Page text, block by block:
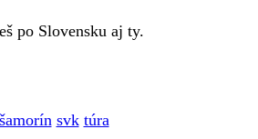
po Slovensku aj ty.
šamorín svk túra